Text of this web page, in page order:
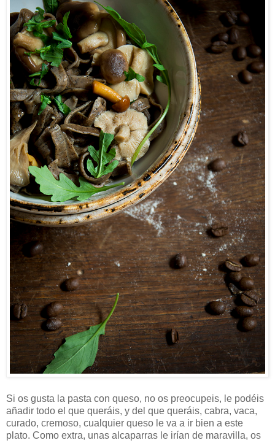
Si os gusta la pasta con queso, no os preocupeis, le podéis
añadir todo el que queráis, y del que queráis, cabra, vaca,
curado, cremoso, cualquier queso le va a ir bien a este
plato. Como extra, unas alcaparras le irían de maravilla, os